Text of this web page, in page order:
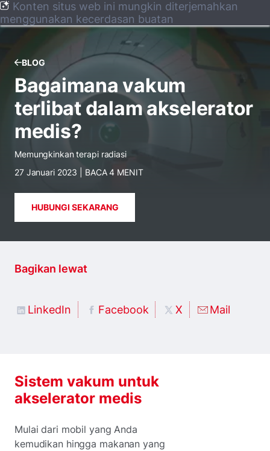
Konten situs web ini mungkin diterjemahkan
menggunakan kecerdasan buatan
BLOG
Bagaimana vakum
terlibat dalam akselerator
medis?
Memungkinkan terapi radiasi
27 Januari 2023 | BACA 4 MENIT
HUBUNGI SEKARANG
Bagikan lewat
LinkedIn Facebook X Mail
Sistem vakum untuk
akselerator medis
Mulai dari mobil yang Anda
kemudikan hingga makanan yang